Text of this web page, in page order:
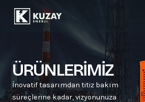
ÜRÜNLERİMİZ
İnovatif tasarımdan titiz bakım
süreçlerine kadar, vizyonunuza